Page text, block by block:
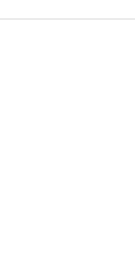
logisch